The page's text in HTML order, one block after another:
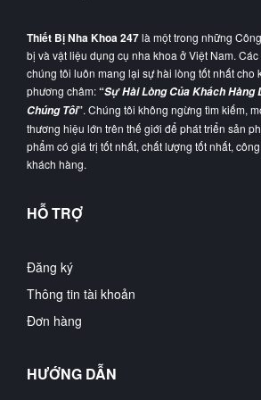
Thiết Bị Nha Khoa 247là một trong những
bị và vật liệu dụng cụ nha khoa ở Việt Nam.
chúng tôi luôn mang lại sự hài lòng tốt nhất cho
phương châm:“Sự Hài Lòng Của Khách Hàng
Chúng Tôi”. Chúng tôi không ngừng tìm kiếm,
thương hiệu lớn trên thế giới để phát triển sản
phẩm có giá trị tốt nhất, chất lượng tốt nhất,
khách hàng.
HỖ TRỢ
Đăng ký
Thông tin tài khoản
Đơn hàng
HƯỚNG DẪN